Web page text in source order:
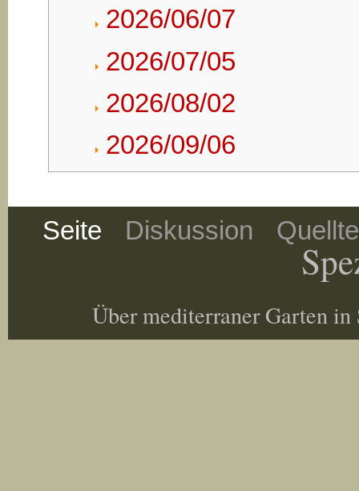
2026/06/07
2026/07/05
2026/08/02
2026/09/06
Seite Diskussion
Über mediterraner Garten in